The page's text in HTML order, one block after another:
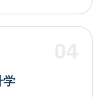
学